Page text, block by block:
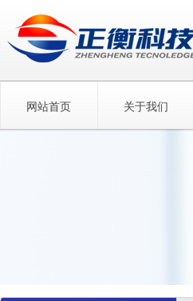
网站首页 关于我们